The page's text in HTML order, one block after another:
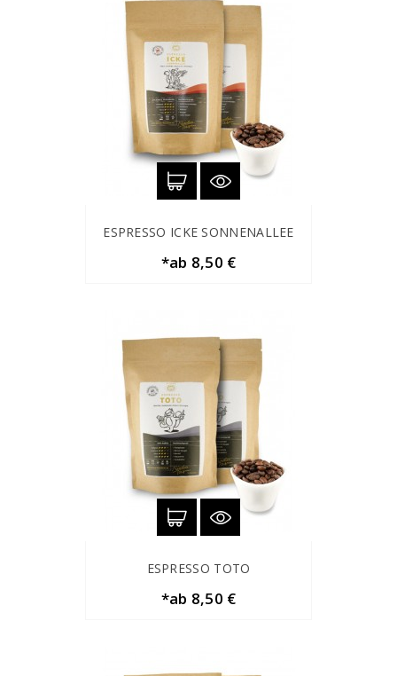
ESPRESSO ICKE SONNENALLEE
*ab 8,50 €
ESPRESSO TOTO
*ab 8,50 €